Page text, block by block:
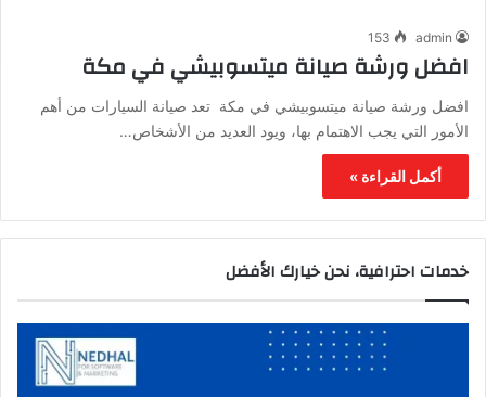
admin
153
افضل ورشة صيانة ميتسوبيشي في مكة
افضل ورشة صيانة ميتسوبيشي في مكة تعد صيانة السيارات من أهم
الأمور التي يجب الاهتمام بها، ويود العديد من الأشخاص…
أكمل القراءة »
خدمات احترافية، نحن خيارك الأفضل